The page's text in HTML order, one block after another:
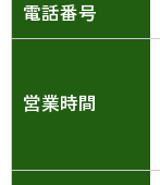
電話番号
営業時間